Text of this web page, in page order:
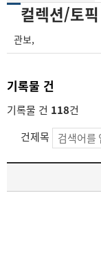
컬렉션/토픽
관보,
기록물 건
기록물 건 118건
건제목